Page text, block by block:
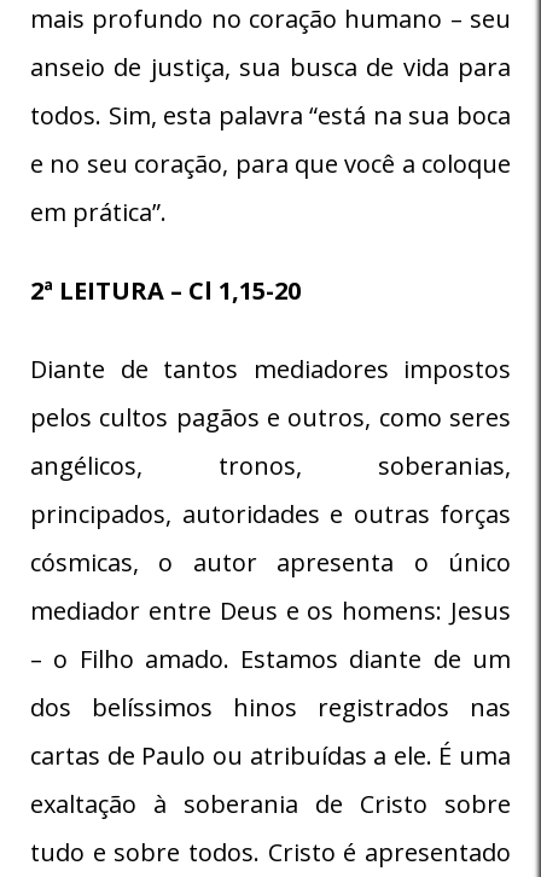
mais profundo no coração humano – seu
anseio de justiça, sua busca de vida para
todos. Sim, esta palavra “está na sua boca
e no seu coração, para que você a coloque
em prática”.
2ª LEITURA – Cl 1,15-20
Diante de tantos mediadores impostos
pelos cultos pagãos e outros, como seres
angélicos, tronos, soberanias,
principados, autoridades e outras forças
cósmicas, o autor apresenta o único
mediador entre Deus e os homens: Jesus
– o Filho amado. Estamos diante de um
dos belíssimos hinos registrados nas
cartas de Paulo ou atribuídas a ele. É uma
exaltação à soberania de Cristo sobre
tudo e sobre todos. Cristo é apresentado